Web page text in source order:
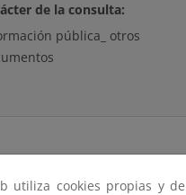
de la consulta:
pública_ otros
utiliza cookies propias y